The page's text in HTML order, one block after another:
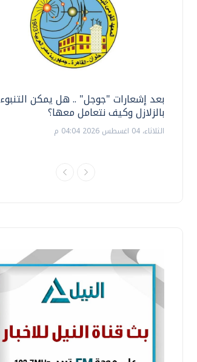
بعد إشعارات "جوجل" .. هل يمكن التنبوء
بالزلازل وكيف نتعامل معها؟
الثلاثاء، 04 اغسطس 2026 04:04 م